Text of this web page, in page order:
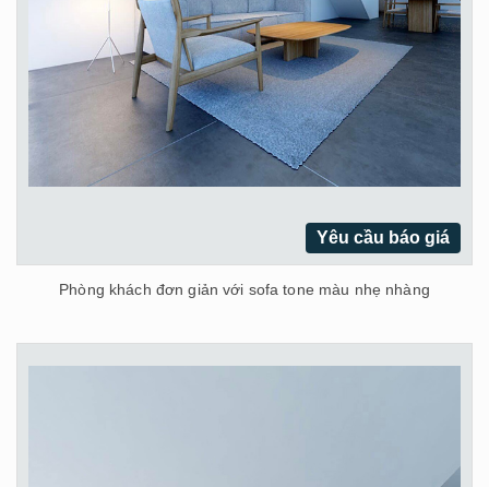
Yêu cầu báo giá
Phòng khách đơn giản với sofa tone màu nhẹ nhàng